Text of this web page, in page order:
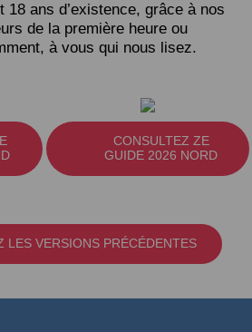
18 ans d’existence, grâce à nos
de la première heure ou
à vous qui nous lisez.
CONSULTEZ ZE
GUIDE 2026 NORD
LES VERSIONS PRÉCÉDENTES